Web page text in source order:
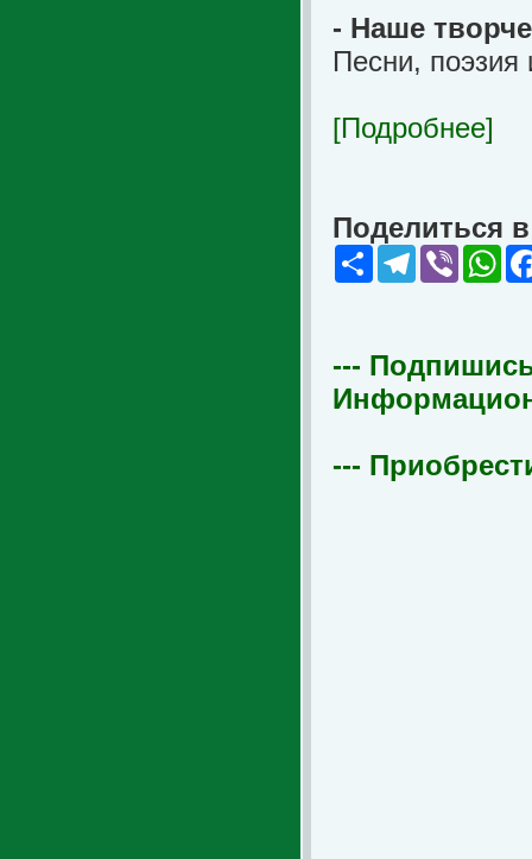
- Наше
Песни, поэзия
[Подробнее]
Поделиться
Share Telegram
Viber
---
---